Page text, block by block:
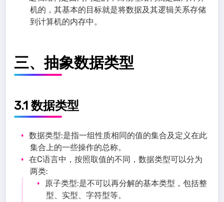
机的，其基本的目标就是将数据及其逻辑关系存储
到计算机的内存中。
三、抽象数据类型
3.1 数据类型
数据类型:是指一组性质相同的值的集合及定义在此
集合上的一些操作的总称。
在C语言中，按照取值的不同，数据类型可以分为
两类:
原子类型:是不可以再分解的基本类型，包括整
型、实型、字符型等。